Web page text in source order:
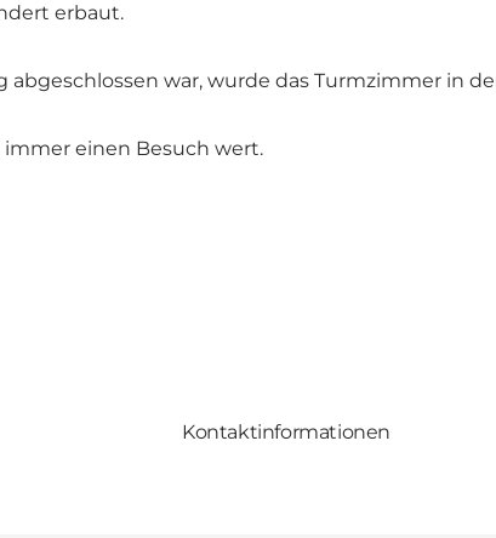
erbaut.
war, wurde das Turmzimmer in
einen Besuch wert.
Kontaktinformationen